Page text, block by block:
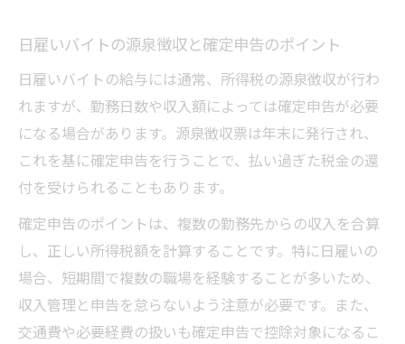
日雇いバイトの源泉徴収と確定申告のポイント
日雇いバイトの給与には通常、所得税の源泉徴収が行わ
れますが、勤務日数や収入額によっては確定申告が必要
になる場合があります。源泉徴収票は年末に発行され、
これを基に確定申告を行うことで、払い過ぎた税金の還
付を受けられることもあります。
確定申告のポイントは、複数の勤務先からの収入を合算
し、正しい所得税額を計算することです。特に日雇いの
場合、短期間で複数の職場を経験することが多いため、
収入管理と申告を怠らないよう注意が必要です。また、
交通費や必要経費の扱いも確定申告で控除対象になるこ